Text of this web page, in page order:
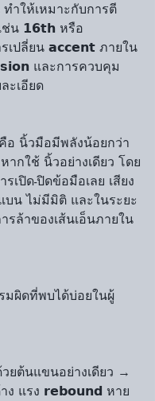
ำให้เหมาะกับการตี
น 𝟭𝟲𝘁𝗵 หรือ
เปลี่ยน 𝗮𝗰𝗰𝗲𝗻𝘁 ภายใน
และการควบคุม
ะเอียด
อ นิ้วมือมีพลังน้อยกว่า
กใช้ นิ้วอย่างเดียว โดย
เปิด-ปิดข้อมือเลย เสียง
บน ไม่มีมิติ และในระยะ
รล้าของเส้นเอ็นภายใน
มผิดที่พบได้บ่อยในผู้
ยต้นแขนอย่างเดียว →
าง แรง 𝗿𝗲𝗯𝗼𝘂𝗻𝗱 หาย